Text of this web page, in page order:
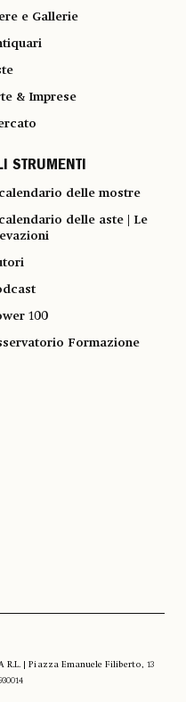
e Gallerie
& Imprese
STRUMENTI
delle mostre
delle aste | Le
100
Formazione
R.L. | Piazza Emanuele Filiberto, 13